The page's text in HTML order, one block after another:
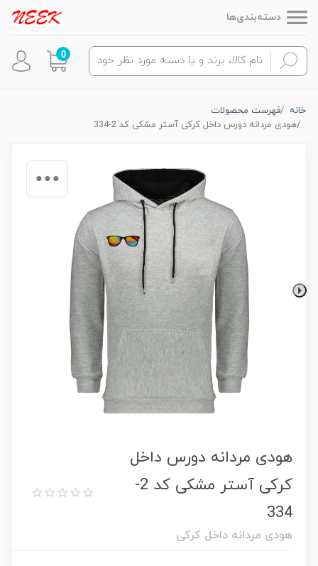
دسته‌بندی‌ها
0
خانه
فهرست محصولات
هودی مردانه دورس داخل کرکی آستر مشکی کد 2-334
هودی مردانه دورس داخل
کرکی آستر مشکی کد 2-
334
هودی مردانه داخل کرکی